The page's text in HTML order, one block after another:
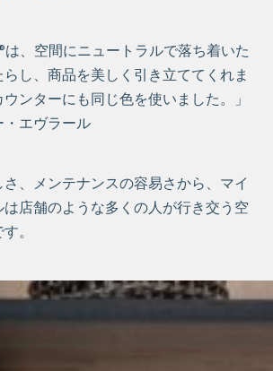
は、空間にニュートラルで落ち着いた
し、商品を美しく引き立ててくれま
ンターにも同じ色を使いました。」
エヴラール
さ、メンテナンスの容易さから、マイ
は店舗のような多くの人が行き交う空
。